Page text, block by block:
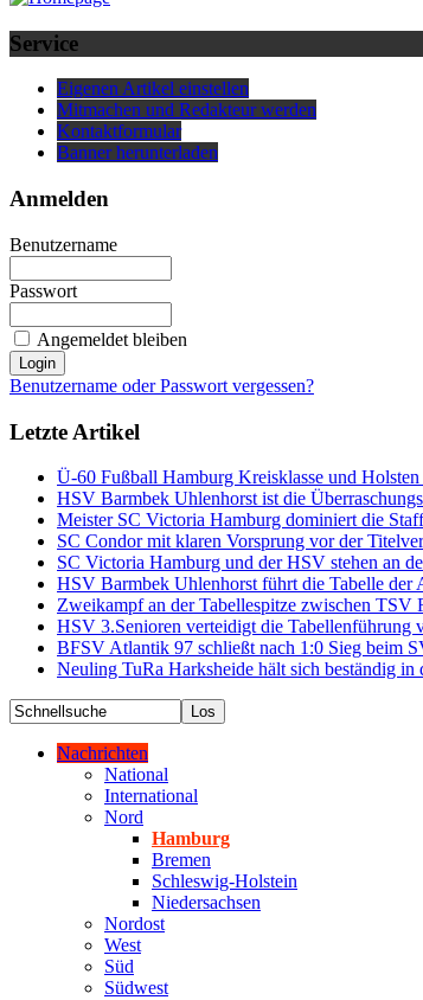
Service
Eigenen Artikel einstellen
Mitmachen und Redakteur werden
Kontaktformular
Banner herunterladen
Anmelden
Benutzername
Passwort
Angemeldet bleiben
Benutzername oder Passwort vergessen?
Letzte Artikel
Ü-60 Fußball Hamburg Kreisklasse und
HSV Barmbek Uhlenhorst ist die
Meister SC Victoria Hamburg dominiert die
SC Condor mit klaren Vorsprung vor der
SC Victoria Hamburg und der HSV stehen an
HSV Barmbek Uhlenhorst führt die Tabelle der
Zweikampf an der Tabellespitze zwischen
HSV 3.Senioren verteidigt die Tabellenführung
BFSV Atlantik 97 schließt nach 1:0 Sieg beim
Neuling TuRa Harksheide hält sich beständig in
Nachrichten
National
International
Nord
Hamburg
Bremen
Schleswig-Holstein
Niedersachsen
Nordost
West
Süd
Südwest